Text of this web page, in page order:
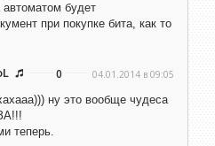
автоматом будет
при покупке бита, как то
0 04.01.2014 в 09:05
ну это вообще чудеса
теперь.